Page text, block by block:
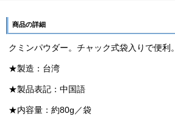
商品の詳細
クミンパウダー。チャック式袋入りで便利。
★製造：台湾
★製品表記：中国語
★内容量：約80g／袋